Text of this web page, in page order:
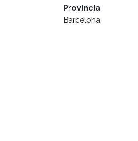
Provincia
Barcelona